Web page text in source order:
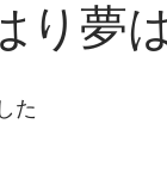
り夢
た